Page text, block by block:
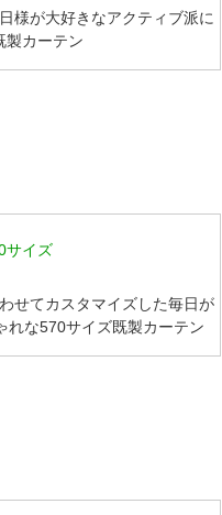
様が大好きなアクティブ派に
製カーテン
サイズ
せてカスタマイズした毎日が
れな570サイズ既製カーテン